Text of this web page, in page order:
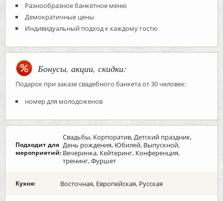
Разнообразное банкетное меню
Демократичные цены
Индивидуальный подход к каждому гостю
Бонусы, акции, скидки:
Подарок при заказе свадебного банкета от 30 человек:
номер для молодоженов
Подходит для
мероприятий:
Свадьбы, Корпоратив, Детский праздник,
День рождения, Юбилей, Выпускной,
Вечеринка, Кейтеринг, Конференция,
тренинг, Фуршет
Кухня: Восточная, Европейская, Русская